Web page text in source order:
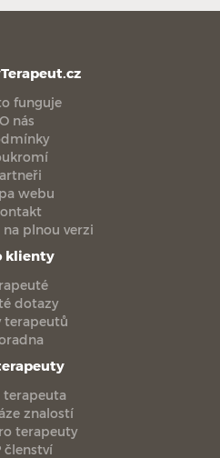
funguje
O nás
webu
plnou verzi
klienty
dotazy
terapeutů
terapeuta
znalostí
terapeuty
členství